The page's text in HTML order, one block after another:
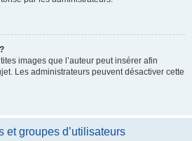
images que l’auteur peut insérer afin
Les administrateurs peuvent désactiver cette
et groupes d’utilisateurs